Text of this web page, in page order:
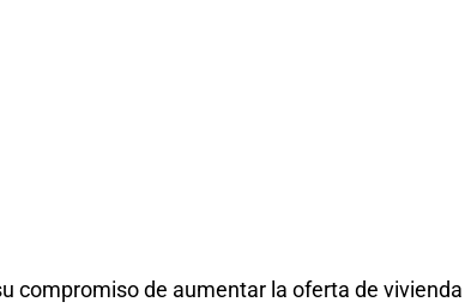
compromiso de aumentar la oferta de vivienda